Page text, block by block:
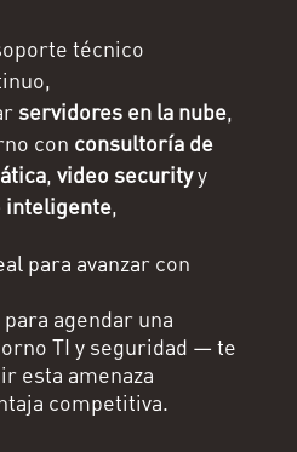
técnico
servidores en la nube,
con consultoría de
, video securityy
inteligente,
para avanzar con
agendar una
TI y seguridad — te
esta amenaza
competitiva.